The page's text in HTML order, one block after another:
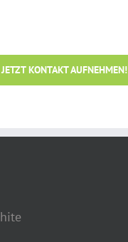
JETZT KONTAKT AUFNEHMEN!